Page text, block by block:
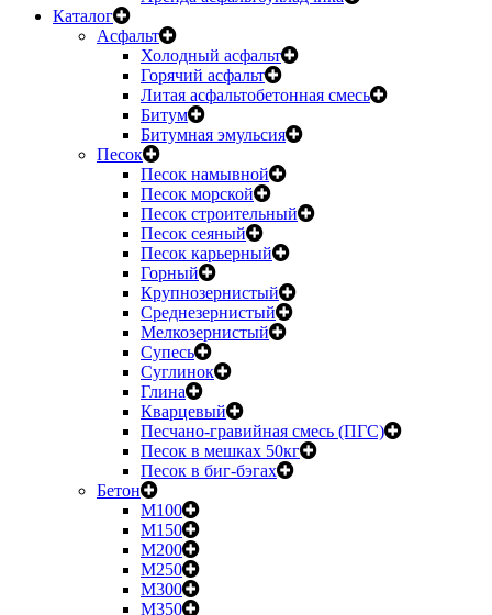
Каталог
Асфальт
Холодный асфальт
Горячий асфальт
Литая асфальтобетонная смесь
Битум
Битумная эмульсия
Песок
Песок намывной
Песок морской
Песок строительный
Песок сеяный
Песок карьерный
Горный
Крупнозернистый
Среднезернистый
Мелкозернистый
Супесь
Суглинок
Глина
Кварцевый
Песчано-гравийная смесь (ПГС)
Песок в мешках 50кг
Песок в биг-бэгах
Бетон
М100
М150
М200
М250
М300
М350